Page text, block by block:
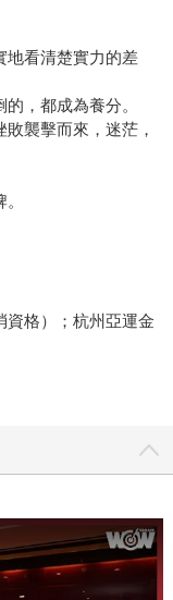
地看清楚實力的差
，都成為養分。
襲擊而來，迷茫，
資格）；杭州亞運金